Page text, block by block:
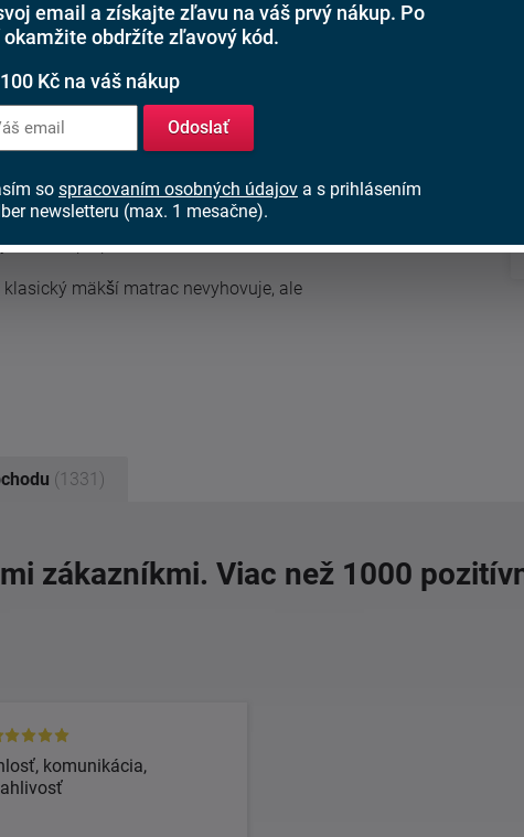
matrace, ale nechcú sa vzdať
užívateľom, ktorí spia na chrbte, často
prepadania.
mäkší matrac nevyhovuje, ale
(1331)
zákazníkmi. Viac než 1000
komunikácia,
email a získajte zľavu na váš prvý nákup. Po
obdržíte zľavový kód.
Kč na váš nákup
Odoslať
so spracovaním osobných údajov a s prihlásením
newsletteru (max. 1 mesačne).